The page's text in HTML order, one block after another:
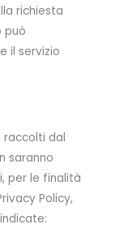
richiesta
può
il servizio
raccolti dal
saranno
per le finalità
Policy,